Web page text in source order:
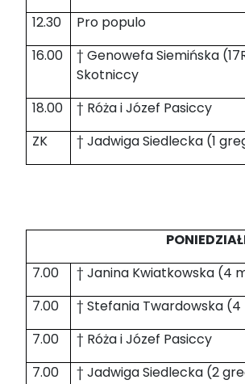
12.30
Pro populo
16.00
† Genowefa Siemińska
Skotniccy
18.00
† Róża i Józef Pasiccy
ZK
† Jadwiga Siedlecka (1
7.00
† Janina Kwiatkowska (4
7.00
† Stefania Twardowska
7.00
† Róża i Józef Pasiccy
7.00
† Jadwiga Siedlecka (2